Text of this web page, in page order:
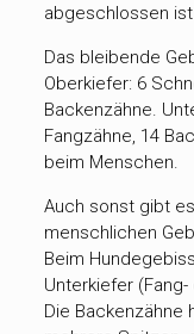
abgeschlossen
Das bleibende
Oberkiefer: 6
Backenzähne.
Fangzähne, 14
beim Menschen.
Auch sonst gibt
menschlichen
Beim
Unterkiefer
Die Backenzähne